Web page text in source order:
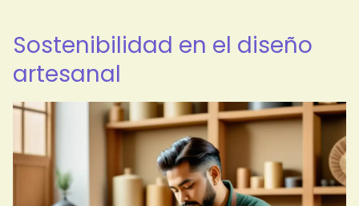
Sostenibilidad en el diseño
artesanal